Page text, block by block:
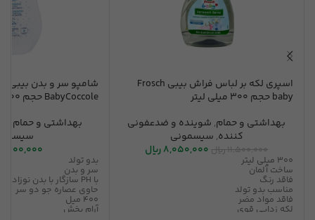
اسپری لکه بر لباس فراش بیبی Frosch
baby حجم 300 میلی لیتر
بهداشتی و حمام, شوینده و ضدعفونی
کننده, سیسمونی
11,500,000ریال 8,050,000ریال
300 میلی لیتر
ساخت آلمان
فاقد رنگ
مناسب بدو تولد
فاقد مواد مضر
لکه زدایی قوی
شامپو سر و بدن بیبی
BabyCoccole حجم 400 میلی لیتر
بهداشتی و حمام
بدو تولد
سر و بدن
با PH سازگار با بدن نوزاد
حاوی عصاره جو دو سر
400 میل
آرام بخش